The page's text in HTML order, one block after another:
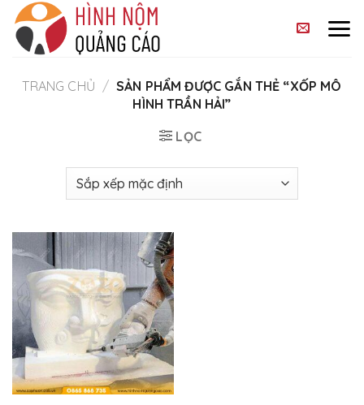
Skip
content
TRANG CHỦ / SẢN PHẨM ĐƯỢC GẮN THẺ “XỐP MÔ
HÌNH TRẦN HẢI”
LỌC